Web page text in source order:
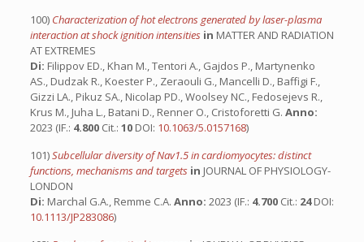
100) Characterization of hot electrons generated by laser-plasma
interaction at shock ignition intensities in MATTER AND RADIATION
AT EXTREMES
Di: Filippov ED., Khan M., Tentori A., Gajdos P., Martynenko
AS., Dudzak R., Koester P., Zeraouli G., Mancelli D., Baffigi F.,
Gizzi LA., Pikuz SA., Nicolap PD., Woolsey NC., Fedosejevs R.,
Krus M., Juha L., Batani D., Renner O., Cristoforetti G. Anno:
2023 (IF.: 4.800 Cit.: 10 DOI: 10.1063/5.0157168)
101)Subcellular diversity of Nav1.5 in cardiomyocytes: distinct
functions, mechanisms and targets in JOURNAL OF PHYSIOLOGY-
LONDON
Di: Marchal G.A., Remme C.A. Anno: 2023 (IF.: 4.700 Cit.: 24DOI:
10.1113/JP283086)